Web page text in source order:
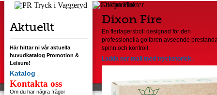
Aktuellt
Här hittar ni vår aktuella
huvudkatalog Promotion &
Leisure!
Katalog
Kontakta oss
Om du har några frågor
Dixon Fire
Dixon Fire
En flerlagersboll designad för den
professionella golfaren avseende
spinn och kontroll.
Ladda ner mall med tryckstorlek.